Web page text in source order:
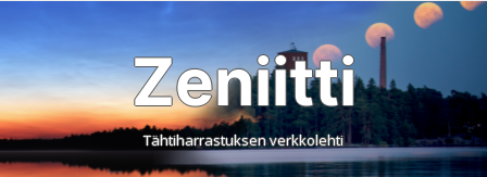
Zeniitti
Tähtiharrastuksen verkkolehti